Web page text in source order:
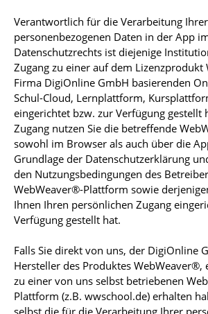
Verantwortlich für die Verarbeitung Ihrer
personenbezogenen Daten in der App
Datenschutzrechts ist diejenige
Zugang zu einer auf dem Lizenzprodukt
Firma DigiOnline GmbH basierenden
Schul-Cloud, Lernplattform,
eingerichtet bzw. zur Verfügung gestellt
Zugang nutzen Sie die betreffende
sowohl im Browser als auch über die
Grundlage der Datenschutzerklärung
den Nutzungsbedingungen des
WebWeaver®-Plattform sowie
Ihnen Ihren persönlichen Zugang
Verfügung gestellt hat.
Falls Sie direkt von uns, der DigiOnline
Hersteller des Produktes WebWeaver®,
zu einer von uns selbst betriebenen
Plattform (z.B. wwschool.de) erhalten